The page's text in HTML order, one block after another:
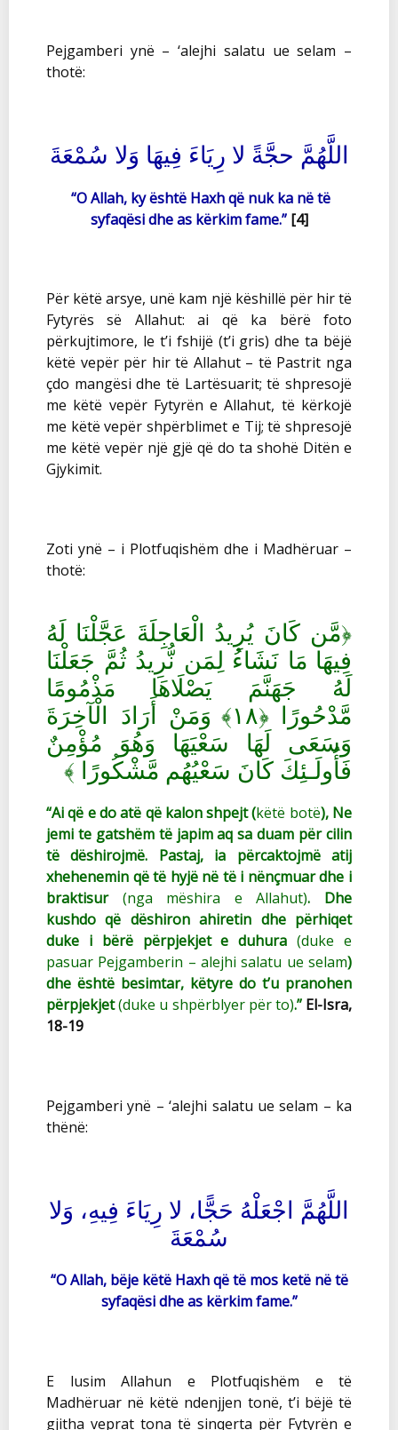
Pejgamberi ynë – ‘alejhi salatu ue selam –
thotë:
اللَّهُمَّ حجَّةً لا رِيَاءَ فِيهَا وَلا سُمْعَةَ
“O Allah, ky është Haxh që nuk ka në të
syfaqësi dhe as kërkim fame.” [4]
Për këtë arsye, unë kam një këshillë për hir të
Fytyrës së Allahut: ai që ka bërë foto
përkujtimore, le t’i fshijë (t’i gris) dhe ta bëjë
këtë vepër për hir të Allahut – të Pastrit nga
çdo mangësi dhe të Lartësuarit; të shpresojë
me këtë vepër Fytyrën e Allahut, të kërkojë
me këtë vepër shpërblimet e Tij; të shpresojë
me këtë vepër një gjë që do ta shohë Ditën e
Gjykimit.
Zoti ynë – i Plotfuqishëm dhe i Madhëruar –
thotë:
﴿مَّن كَانَ يُرِيدُ الْعَاجِلَةَ عَجَّلْنَا لَهُ
فِيهَا مَا نَشَاءُ لِمَن نُّرِيدُ ثُمَّ جَعَلْنَا
لَهُ جَهَنَّمَ يَصْلَاهَا مَذْمُومًا
مَّدْحُورًا ﴿١٨﴾ وَمَنْ أَرَادَ الْآخِرَةَ
وَسَعَى لَهَا سَعْيَهَا وَهُوَ مُؤْمِنٌ
فَأُولَـئِكَ كَانَ سَعْيُهُم مَّشْكُورًا ﴾
“Ai që e do atë që kalon shpejt (këtë botë), Ne
jemi te gatshëm të japim aq sa duam për cilin
të dëshirojmë. Pastaj, ia përcaktojmë atij
xhehenemin që të hyjë në të i nënçmuar dhe i
braktisur (nga mëshira e Allahut). Dhe
kushdo që dëshiron ahiretin dhe përhiqet
duke i bërë përpjekjet e duhura(duke e
pasuar Pejgamberin – alejhi salatu ue selam)
dhe është besimtar, këtyre do t’u pranohen
përpjekjet(duke u shpërblyer për to).” El-Isra,
18-19
Pejgamberi ynë – ‘alejhi salatu ue selam – ka
thënë:
اللَّهُمَّ اجْعَلْهُ حَجًّا، لا رِيَاءَ فِيهِ، وَلا
سُمْعَةَ‏
“O Allah, bëje këtë Haxh që të mos ketë në të
syfaqësi dhe as kërkim fame.”
E lusim Allahun e Plotfuqishëm e të
Madhëruar në këtë ndenjjen tonë, t’i bëjë të
gjitha veprat tona të sinqerta për Fytyrën e